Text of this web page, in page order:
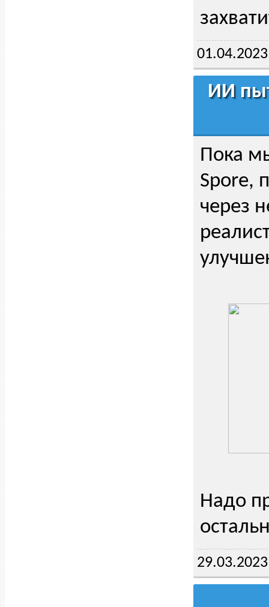
01.04.2023
ИИ
Пока
Spore,
через
Надо
29.03.2023